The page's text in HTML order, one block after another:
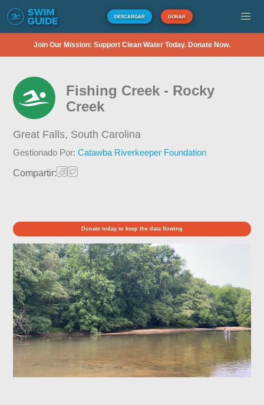
DESCARGAR DONAR
Join Our Mission: Support Clean Water Today. Donate Now.
Fishing Creek - Rocky
Creek
Great Falls, South Carolina
Gestionado Por:Catawba Riverkeeper Foundation
Compartir:
Donate today to keep the data flowing